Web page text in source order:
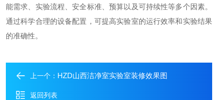
能需求、实验流程、安全标准、预算以及可持续性等多个因素。
通过科学合理的设备配置，可提高实验室的运行效率和实验结果
的准确性。
上一个： HZD山西洁净室实验室装修效果图
返回列表